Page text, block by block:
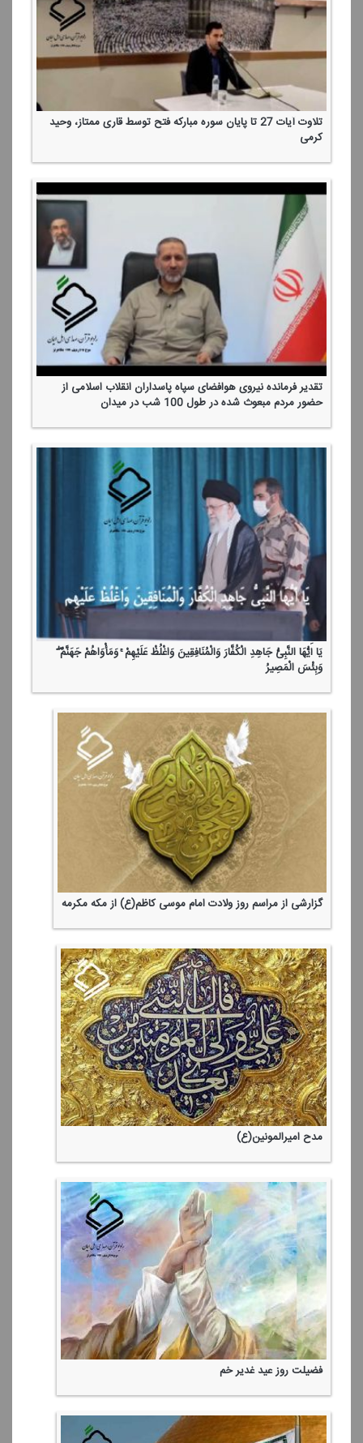
تلاوت آیات 27 تا پایان سوره مباركه فتح توسط قاری ممتاز، وحید
كرمی
تقدیر فرمانده نیروی هوافضای سپاه پاسداران انقلاب اسلامی از
حضور مردم مبعوث شده در طول 100 شب در میدان
یَا أَیُّهَا النَّبِیُّ جَاهِدِ الْكُفَّارَ وَالْمُنَافِقِینَ وَاغْلُظْ عَلَیْهِمْ ۚ وَمَأْوَاهُمْ جَهَنَّمُ ۖ
وَبِئْسَ الْمَصِیرُ
گزارشی از مراسم روز ولادت امام موسی كاظم(ع) از مكه مكرمه
مدح امیرالمونین(ع)
فضیلت روز عید غدیر خم